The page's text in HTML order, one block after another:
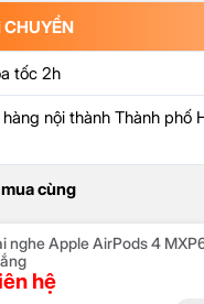
tốc 2h
nội thành Thành phố
cùng
nghe Apple AirPods 4
hệ